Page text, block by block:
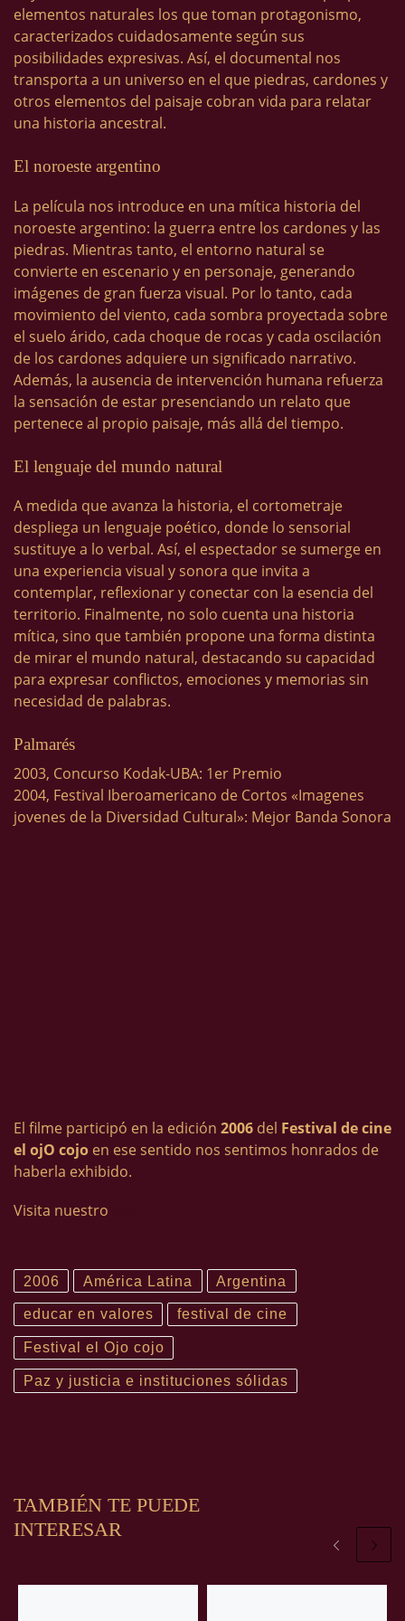
elementos naturales los que toman protagonismo,
caracterizados cuidadosamente según sus
posibilidades expresivas. Así, el documental nos
transporta a un universo en el que piedras, cardones y
otros elementos del paisaje cobran vida para relatar
una historia ancestral.
El noroeste argentino
La película nos introduce en una mítica historia del
noroeste argentino: la guerra entre los cardones y las
piedras. Mientras tanto, el entorno natural se
convierte en escenario y en personaje, generando
imágenes de gran fuerza visual. Por lo tanto, cada
movimiento del viento, cada sombra proyectada sobre
el suelo árido, cada choque de rocas y cada oscilación
de los cardones adquiere un significado narrativo.
Además, la ausencia de intervención humana refuerza
la sensación de estar presenciando un relato que
pertenece al propio paisaje, más allá del tiempo.
El lenguaje del mundo natural
A medida que avanza la historia, el cortometraje
despliega un lenguaje poético, donde lo sensorial
sustituye a lo verbal. Así, el espectador se sumerge en
una experiencia visual y sonora que invita a
contemplar, reflexionar y conectar con la esencia del
territorio. Finalmente, no solo cuenta una historia
mítica, sino que también propone una forma distinta
de mirar el mundo natural, destacando su capacidad
para expresar conflictos, emociones y memorias sin
necesidad de palabras.
Palmarés
2003, Concurso Kodak-UBA: 1er Premio
2004, Festival Iberoamericano de Cortos «Imagenes
jovenes de la Diversidad Cultural»: Mejor Banda Sonora
El filme participó en la edición 2006 del Festival de cine
el ojO cojo en ese sentido nos sentimos honrados de
haberla exhibido.
Visita nuestro
2006 América Latina Argentina
educar en valores festival de cine
Festival el Ojo cojo
Paz y justicia e instituciones sólidas
TAMBIÉN TE PUEDE
INTERESAR